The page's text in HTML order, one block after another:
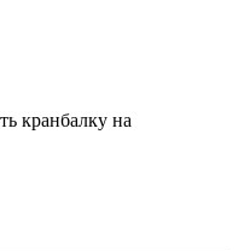
кранбалку на